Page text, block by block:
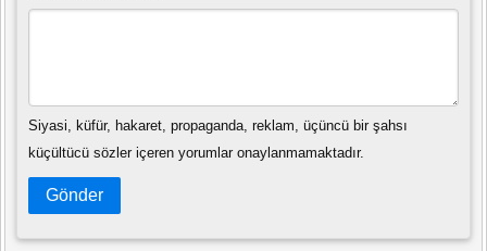
Siyasi, küfür, hakaret, propaganda, reklam, üçüncü bir şahsı
küçültücü sözler içeren yorumlar onaylanmamaktadır.
Gönder